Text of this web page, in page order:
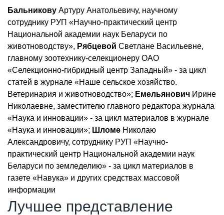
Бальникову Артуру Анатольевичу, научному
сотруднику РУП «Научно-практический центр
Национальной академии наук Беларуси по
животноводству», Рябцевой Светлане Васильевне,
главному зоотехнику-селекционеру ОАО
«Селекционно-гибридный центр Западный» - за цикл
статей в журнале «Наше сельское хозяйство.
Ветеринария и животноводство»; Емельянович Ирине
Николаевне, заместителю главного редактора журнала
«Наука и инновации» - за цикл материалов в журнале
«Наука и инновации»; Шломе Николаю
Александровичу, сотруднику РУП «Научно-
практический центр Национальной академии наук
Беларуси по земледелию» - за цикл материалов в
газете «Навука» и других средствах массовой
информации
Лучшее представление